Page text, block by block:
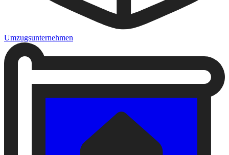
Umzugsunternehmen